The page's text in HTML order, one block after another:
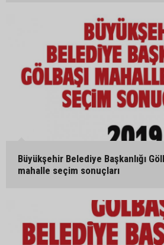
Büyükşehir Belediye Başkanlığı
mahalle seçim sonuçları